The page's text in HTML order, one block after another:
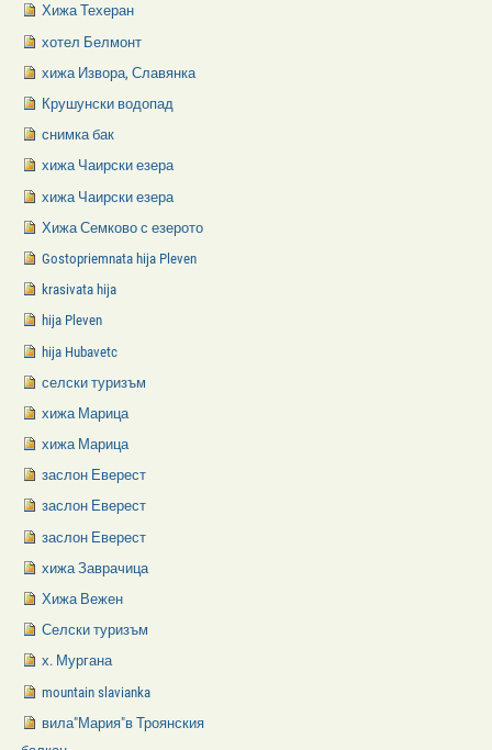
Хижа Техеран
хотел Белмонт
хижа Извора, Славянка
Крушунски водопад
снимка бак
хижа Чаирски езера
хижа Чаирски езера
Хижа Семково с езерото
Gostopriemnata hija Pleven
krasivata hija
hija Pleven
hija Hubavetc
селски туризъм
хижа Марица
хижа Марица
заслон Еверест
заслон Еверест
заслон Еверест
хижа Заврачица
Хижа Вежен
Селски туризъм
х. Мургана
mountain slavianka
вила"Мария"в Троянския